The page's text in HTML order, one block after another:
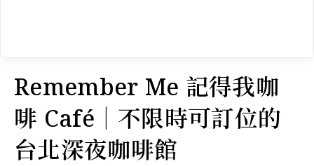
Remember Me 記得我咖
啡 Café｜不限時可訂位的
台北深夜咖啡館